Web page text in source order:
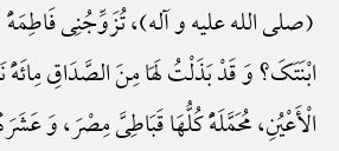
(صلی الله علیه و آله)، تُزَوِّجُنِی
ابْنَتَکَ؟ وَ قَدْ بَذَلْتُ لَهَا مِنَ الصَّدَاقِ
الْأَعْیُنِ، مُحَمَّلَهًًْ کُلُّهَا قَبَاطِیَّ مِصْرَ، وَ